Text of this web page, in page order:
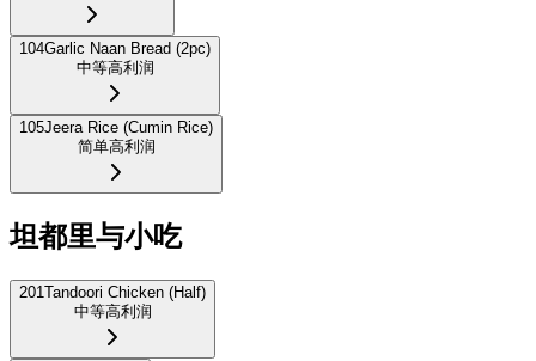
104Garlic Naan Bread (2pc)
中等高利润
105Jeera Rice (Cumin Rice)
简单高利润
坦都里与小吃
201Tandoori Chicken (Half)
中等高利润